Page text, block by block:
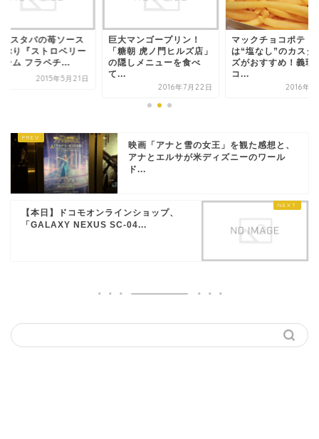
]スタバの苺ソース
ぷり『ストロベリー
ーム フラペチ...
2015年5月21日
巨大マンゴープリン！
「糖朝 虎ノ門ヒルズ店」
の隠しメニューを食べ
て...
2016年7月22日
マックチョコポテト
は“塩なし”のカスタ
ズがおすすめ！義理
コ...
2016年2
映画「アナと雪の女王」を観た感想と、
アナとエルサが米ディズニーのワール
ド...
【本日】ドコモオンラインショップ、
「GALAXY NEXUS SC-04...